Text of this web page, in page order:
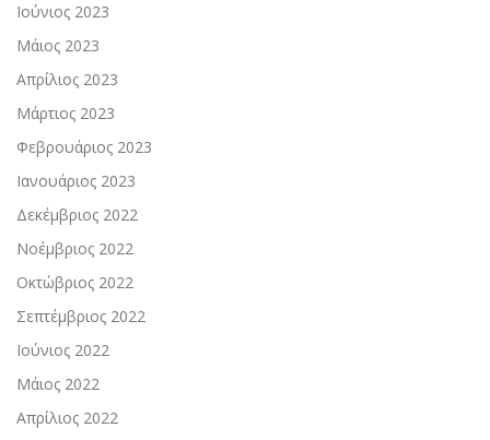
Ιούνιος 2023
Μάιος 2023
Απρίλιος 2023
Μάρτιος 2023
Φεβρουάριος 2023
Ιανουάριος 2023
Δεκέμβριος 2022
Νοέμβριος 2022
Οκτώβριος 2022
Σεπτέμβριος 2022
Ιούνιος 2022
Μάιος 2022
Απρίλιος 2022